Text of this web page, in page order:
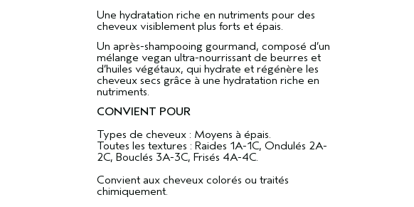
Une hydratation riche en nutriments pour des
cheveux visiblement plus forts et épais.
Un après-shampooing gourmand, composé d’un
mélange vegan ultra-nourrissant de beurres et
d’huiles végétaux, qui hydrate et régénère les
cheveux secs grâce à une hydratation riche en
nutriments.
CONVIENT POUR
Types de cheveux : Moyens à épais.
Toutes les textures : Raides 1A-1C, Ondulés 2A-
2C, Bouclés 3A-3C, Frisés 4A-4C.
Convient aux cheveux colorés ou traités
chimiquement.